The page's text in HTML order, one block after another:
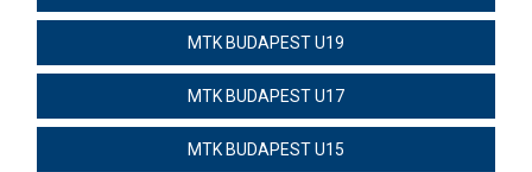
EGYESÜLET
KAPCSOLAT
NYITÓLAP
HÍREK
MTK BUDAPEST U19
MTK BUDAPEST U17
MTK BUDAPEST U15